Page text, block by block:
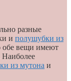
разные
и полушубки из
обе вещи имеют
из мутона и